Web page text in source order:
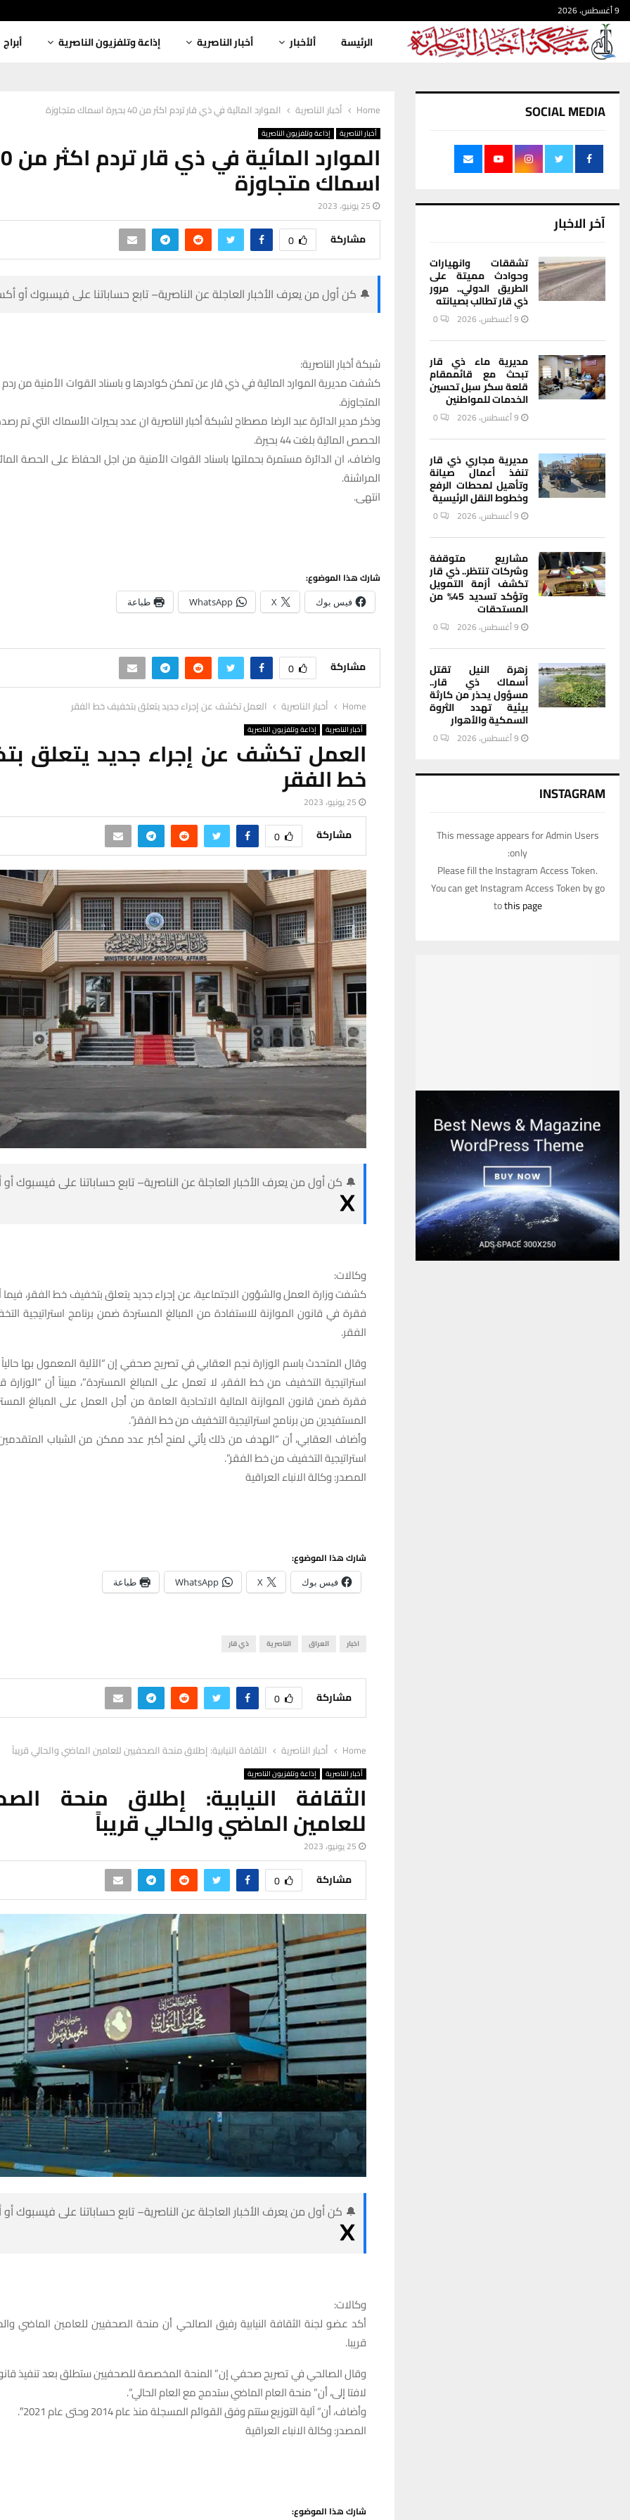
9 أغسطس، 2026
الرئيسة ألأخبار أخبار الناصرية إذاعة وتلفزيون الناصرية أبراج
Home أخبار الناصرية الموارد المائية في ذي قار تردم اكثر من 40 بحيرة اسماك متجاوزة
أخبار الناصرية إذاعة وتلفزيون الناصرية
اسماك متجاوزة
25 يونيو، 2023
مشاركة 0
🔔 كن أول من يعرف الأخبار العاجلة عن الناصرية– تابع حساباتنا على فيسبوك أو
شبكة أخبار الناصرية:
كشفت مديرية الموارد المائية في ذي قار عن تمكن كوادرها و باسناد القوات الأمنية من
المتجاوزة.
وذكر مدير الدائرة عبد الرضا مصطاح لشبكة أخبار الناصرية ان عدد بحيرات الأسماك التي تم
الحصص المائية بلغت 44 بحيرة.
واضاف، ان الدائرة مستمرة بحملتها باسناد القوات الأمنية من اجل الحفاظ على الحصة
المراشنة.
انتهى.
شارك هذا الموضوع:
فيس بوك X
WhatsApp طباعة
مشاركة 0
Home أخبار الناصرية العمل تكشف عن إجراء جديد يتعلق بتخفيف خط الفقر
أخبار الناصرية إذاعة وتلفزيون الناصرية
العمل تكشف عن إجراء جديد يتعلق
خط الفقر
25 يونيو، 2023
مشاركة 0
🔔 كن أول من يعرف الأخبار العاجلة عن الناصرية– تابع حساباتنا على فيسبوك
وكالات:
كشفت وزارة العمل والشؤون الاجتماعية، عن إجراء جديد يتعلق بتخفيف خط الفقر،
فقرة في قانون الموازنة للاستفادة من المبالغ المستردة ضمن برنامج استراتيجية
الفقر.
وقال المتحدث باسم الوزارة نجم العقابي في تصريح صحفي إن “الآلية المعمول بها
استراتيجية التخفيف من خط الفقر، لا تعمل على المبالغ المستردة”، مبيناً أن
فقرة ضمن قانون الموازنة المالية الاتحادية العامة من أجل العمل على المبالغ
المستفيدين من برنامج استراتيجية التخفيف من خط الفقر”.
وأضاف العقابي، أن “الهدف من ذلك يأتي لمنح أكبر عدد ممكن من الشباب
استراتيجية التخفيف من خط الفقر”.
المصدر: وكالة الانباء العراقية
شارك هذا الموضوع:
فيس بوك X
WhatsApp طباعة
اخبار العراق الناصرية ذي قار
مشاركة 0
Home أخبار الناصرية الثقافة النيابية: إطلاق منحة الصحفيين للعامين الماضي والحالي قريباً
أخبار الناصرية إذاعة وتلفزيون الناصرية
الثقافة النيابية: إطلاق منحة
للعامين الماضي والحالي قريباً
25 يونيو، 2023
مشاركة 0
🔔 كن أول من يعرف الأخبار العاجلة عن الناصرية– تابع حساباتنا على فيسبوك
وكالات:
أكد عضو لجنة الثقافة النيابية رفيق الصالحي أن منحة الصحفيين للعامين الماضي
قريبا.
وقال الصالحي في تصريح صحفي إن” المنحة المخصصة للصحفيين ستطلق بعد تنفيذ
لافتا إلى، أن” منحة العام الماضي ستدمج مع العام الحالي”.
وأضاف، أن” آلية التوزيع ستتم وفق القوائم المسجلة منذ عام 2014 وحتى عام 2021″.
المصدر: وكالة الانباء العراقية
شارك هذا الموضوع:
SOCIAL MEDIA
آخر الاخبار
تشققات وانهيارات
وحوادث مميتة على
الطريق الدولي.. مرور
ذي قار تطالب بصيانته
9 أغسطس، 2026 0
مديرية ماء ذي قار
تبحث مع قائممقام
قلعة سكر سبل تحسين
الخدمات للمواطنين
9 أغسطس، 2026 0
مديرية مجاري ذي قار
تنفذ أعمال صيانة
وتأهيل لمحطات الرفع
وخطوط النقل الرئيسية
9 أغسطس، 2026 0
مشاريع متوقفة
وشركات تنتظر.. ذي قار
تكشف أزمة التمويل
وتؤكد تسديد 45% من
المستحقات
9 أغسطس، 2026 0
زهرة النيل تقتل
أسماك ذي قار..
مسؤول يحذر من كارثة
بيئية تهدد الثروة
السمكية والأهوار
9 أغسطس، 2026 0
INSTAGRAM
This message appears for Admin Users
only:
Please fill the Instagram Access Token.
You can get Instagram Access Token by go
tothis page